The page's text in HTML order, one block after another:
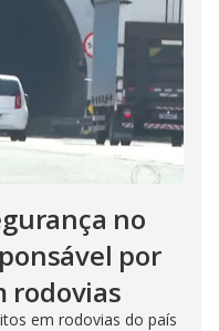
no
por
rodovias
em rodovias do país